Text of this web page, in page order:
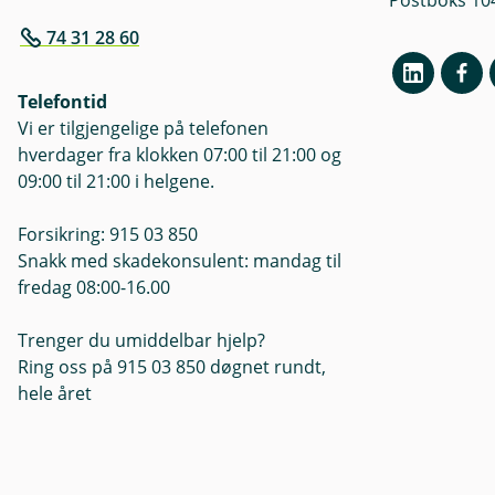
74 31 28 60
Telefontid
Vi er tilgjengelige på telefonen
hverdager fra klokken 07:00 til 21:00 og
09:00 til 21:00 i helgene.
Forsikring: 915 03 850
Snakk med skadekonsulent: mandag til
fredag 08:00-16.00
Trenger du umiddelbar hjelp?
Ring oss på 915 03 850 døgnet rundt,
hele året